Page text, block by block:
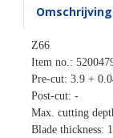
Omschrijving
Z66
Item no.:
Pre-cut: 3.9 +
Post-cut: -
Max. cutting
Blade thickness: